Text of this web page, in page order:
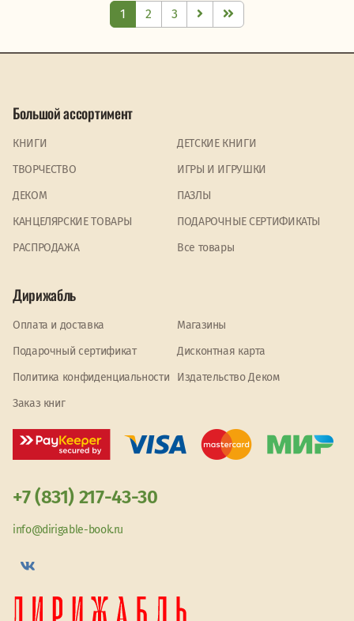
1 2 3
Большой ассортимент
КНИГИ
ДЕТСКИЕ КНИГИ
ТВОРЧЕСТВО
ИГРЫ И ИГРУШКИ
ДЕКОМ
ПАЗЛЫ
КАНЦЕЛЯРСКИЕ ТОВАРЫ
ПОДАРОЧНЫЕ СЕРТИФИКАТЫ
PАСПРОДАЖА
Все товары
Дирижабль
Оплата и доставка
Магазины
Подарочный сертификат
Дисконтная карта
Политика конфиденциальности
Издательство Деком
Заказ книг
+7 (831) 217-43-30
info@dirigable-book.ru